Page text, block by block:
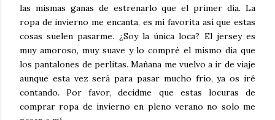
las mismas ganas de estrenarlo que el primer día. La
ropa de invierno me encanta, es mi favorita así que estas
cosas suelen pasarme. ¿Soy la única loca? El jersey es
muy amoroso, muy suave y lo compré el mismo día que
los pantalones de perlitas. Mañana me vuelvo a ir de viaje
aunque esta vez será para pasar mucho frío, ya os iré
contando. Por favor, decidme que estas locuras de
comprar ropa de invierno en pleno verano no solo me